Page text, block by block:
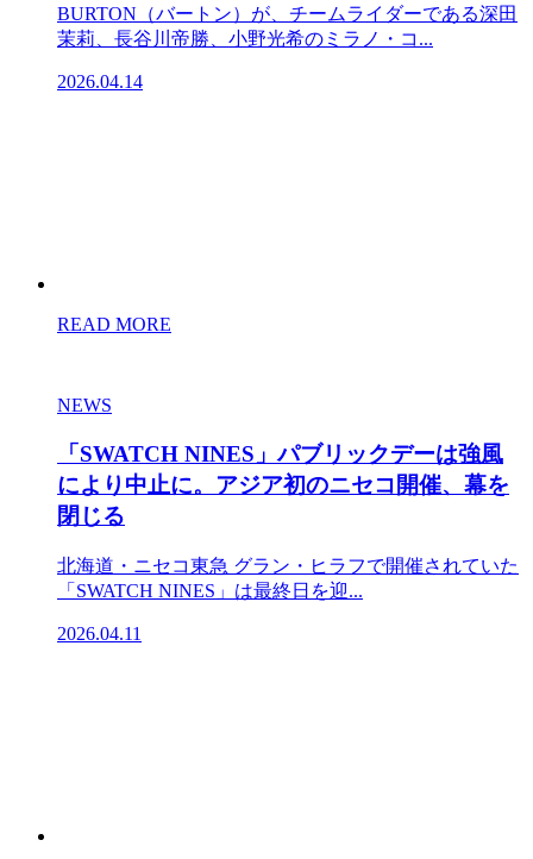
BURTON（バートン）が、チームライダーである深田
茉莉、長谷川帝勝、小野光希のミラノ・コ...
2026.04.14
READ MORE
NEWS
「SWATCH NINES」パブリックデーは強風
により中止に。アジア初のニセコ開催、幕を
閉じる
北海道・ニセコ東急 グラン・ヒラフで開催されていた
「SWATCH NINES」は最終日を迎...
2026.04.11